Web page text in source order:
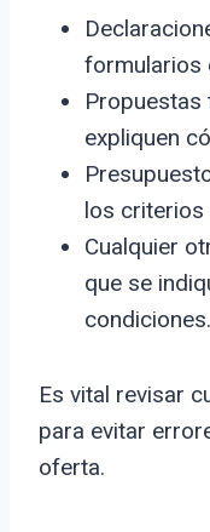
formularios
Propuestas
expliquen
los criterios
Cualquier
que se
condiciones.
Es vital revisar
para evitar
oferta.